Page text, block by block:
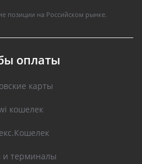
позиции на Российском рынке.
оплаты
карты
кошелек
и терминалы